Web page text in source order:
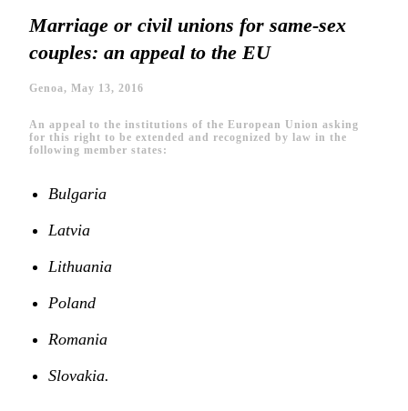
Marriage or civil unions for same-sex
couples: an appeal to the EU
Genoa, May 13, 2016
An appeal to the institutions of the European Union asking
for this right to be extended and recognized by law in the
following member states:
Bulgaria
Latvia
Lithuania
Poland
Romania
Slovakia.